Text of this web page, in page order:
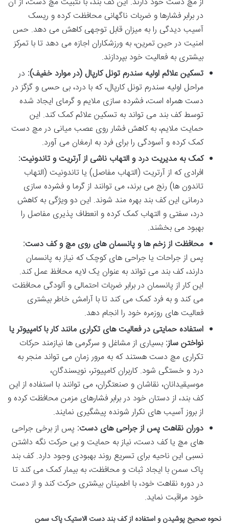
در برابر فشارها و ضربات ناگهانی محافظت کرده و ریسک
آسیب دیدگی را به میزان قابل توجهی کاهش می دهد. حس
امنیت در حین تمرین، به ورزشکاران اجازه می دهد تا با تمرکز
بیشتری به فعالیت خود بپردازند.
تسکین علائم اولیه سندرم تونل کارپال (در موارد خفیف): در
مراحل اولیه سندرم تونل کارپال، که با درد، بی حسی و گزگز در
دست همراه است، فشرده سازی ملایم و گرمای ایجاد شده
توسط کف بند می تواند به تسکین علائم کمک کند. این
حمایت ملایم، به کاهش فشار روی عصب میانی در مچ دست
کمک کرده و آسودگی را برای فرد به ارمغان می آورد.
کمک به مدیریت درد و التهاب ناشی از آرتریت و تاندونیت:
افرادی که از آرتریت (التهاب مفاصل) یا تاندونیت (التهاب
تاندون ها) رنج می برند، می توانند از گرما و فشرده سازی
درمانی این کف بند بهره مند شوند. این دو ویژگی به کاهش
درد، سفتی و التهاب کمک کرده و انعطاف پذیری مفاصل را
بهبود می بخشند.
محافظت از زخم ها و پانسمان های روی مچ و کف دست:
پس از جراحات یا جراحی های کوچک که نیاز به پانسمان
دارند، کف بند می تواند به عنوان یک لایه محافظ عمل کند.
این کار از پانسمان در برابر ضربات احتمالی و آلودگی محافظت
می کند و به فرد کمک می کند تا با آرامش خاطر بیشتری
فعالیت های روزمره خود را انجام دهد.
استفاده حمایتی در فعالیت های تکراری مانند کار با کامپیوتر یا
نواختن ساز: بسیاری از مشاغل و سرگرمی ها نیازمند حرکات
تکراری مچ دست هستند که به مرور زمان می تواند منجر به
درد و خستگی شود. کاربران کامپیوتر، نویسندگان،
موسیقیدانان، نقاشان و صنعتگران، می توانند با استفاده از این
کف بند، از دستان خود در برابر فشارهای مزمن محافظت کرده و
از بروز آسیب های نکرار شونده پیشگیری نمایند.
دوران نقاهت پس از جراحی های دست: پس از برخی جراحی
های مچ یا کف دست، نیاز به حمایت و بی حرکت نگه داشتن
نسبی این ناحیه برای تسریع روند بهبودی وجود دارد. کف بند
پاک سمن با ایجاد ثبات و محافظت، به بیمار کمک می کند تا
در دوره نقاهت خود، با اطمینان بیشتری حرکت کند و از دست
خود مراقبت نماید.
نحوه صحیح پوشیدن و استفاده از کف بند دست الاستیک پاک سمن